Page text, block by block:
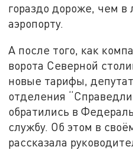
гораздо дороже, чем
аэропорту.
А после того, как
ворота Северной
новые тарифы,
отделения
обратились в
службу. Об этом в
рассказала